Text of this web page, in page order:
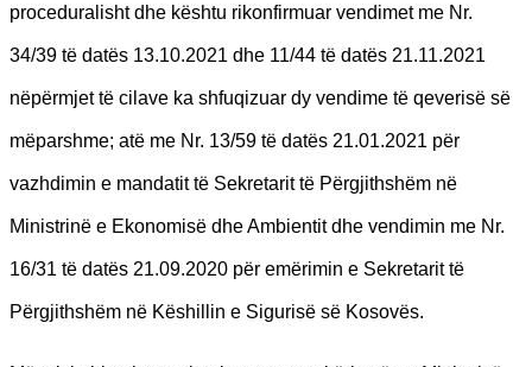
proceduralisht dhe kështu rikonfirmuar vendimet me Nr.
34/39 të datës 13.10.2021 dhe 11/44 të datës 21.11.2021
nëpërmjet të cilave ka shfuqizuar dy vendime të qeverisë së
mëparshme; atë me Nr. 13/59 të datës 21.01.2021 për
vazhdimin e mandatit të Sekretarit të Përgjithshëm në
Ministrinë e Ekonomisë dhe Ambientit dhe vendimin me Nr.
16/31 të datës 21.09.2020 për emërimin e Sekretarit të
Përgjithshëm në Këshillin e Sigurisë së Kosovës.